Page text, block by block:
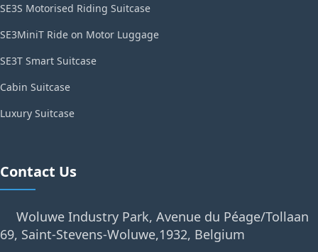
SE3S Motorised Riding Suitcase
SE3MiniT Ride on Motor Luggage
SE3T Smart Suitcase
Cabin Suitcase
Luxury Suitcase
Contact Us
Woluwe Industry Park, Avenue du Péage/Tollaan
69, Saint-Stevens-Woluwe,1932, Belgium